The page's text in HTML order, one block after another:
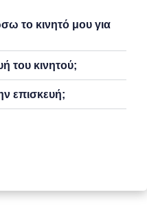
το κινητό μου για
του κινητού;
επισκευή;